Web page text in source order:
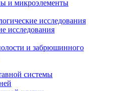
и микроэлементы
исследования
исследования
и забрюшинного
системы